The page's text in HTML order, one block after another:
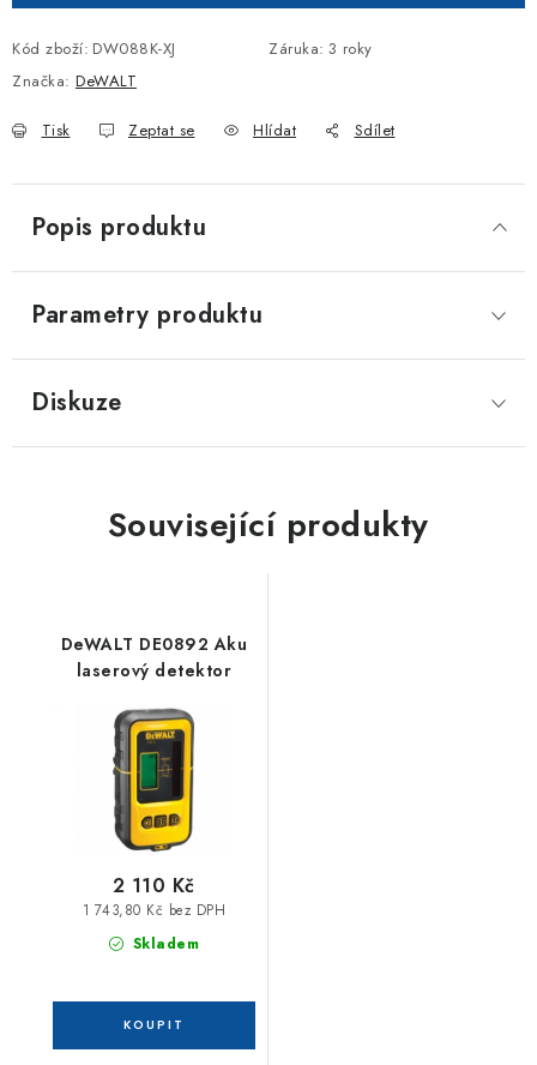
Kód zboží: DW088K-XJ Záruka: 3 roky
Značka: DeWALT
Tisk Zeptat se Hlídat Sdílet
Popis produktu
Parametry produktu
Diskuze
Související produkty
DeWALT DE0892 Aku
laserový detektor
Skladem
1 743,80 Kč bez DPH
2 110 Kč